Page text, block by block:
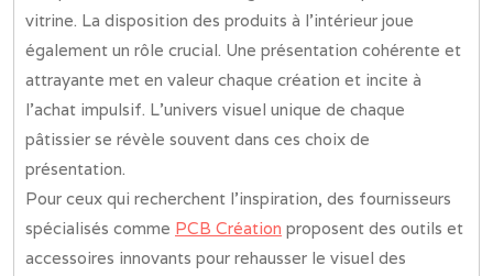
vitrine. La disposition des produits à l’intérieur joue
également un rôle crucial. Une présentation cohérente et
attrayante met en valeur chaque création et incite à
l’achat impulsif. L’univers visuel unique de chaque
pâtissier se révèle souvent dans ces choix de
présentation.
Pour ceux qui recherchent l’inspiration, des fournisseurs
spécialisés comme PCB Création proposent des outils et
accessoires innovants pour rehausser le visuel des